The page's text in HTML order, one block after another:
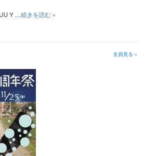
Y …続きを読む »
全員見る »